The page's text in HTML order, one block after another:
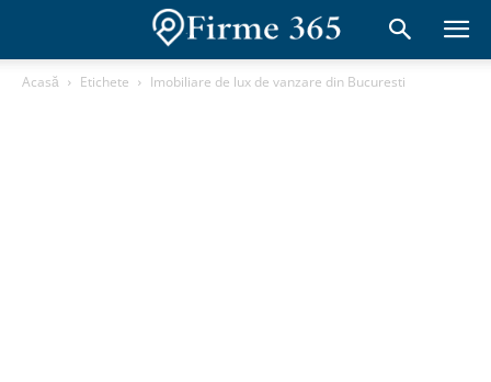
Acasă Etichete Imobiliare de lux de vanzare din Bucuresti